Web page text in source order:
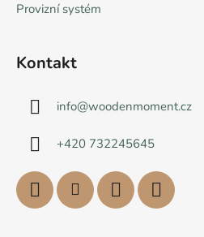
Provizní systém
Kontakt
info@woodenmoment.cz
+420 732245645